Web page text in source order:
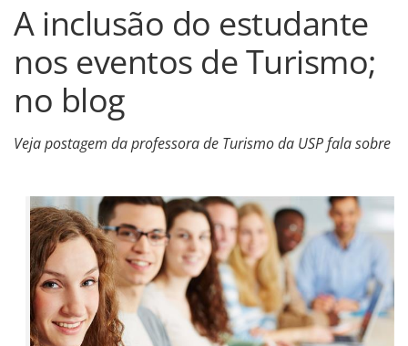
A inclusão do estudante
nos eventos de Turismo;
no blog
Veja postagem da professora de Turismo da USP fala sobre